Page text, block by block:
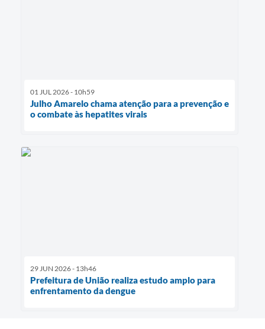
01 JUL 2026 - 10h59
Julho Amarelo chama atenção para a prevenção e
o combate às hepatites virais
29 JUN 2026 - 13h46
Prefeitura de União realiza estudo amplo para
enfrentamento da dengue